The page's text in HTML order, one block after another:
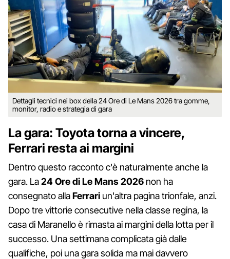
Dettagli tecnici nei box della 24 Ore di Le Mans 2026 tra gomme,
monitor, radio e strategia di gara
La gara: Toyota torna a vincere,
Ferrari resta ai margini
Dentro questo racconto c'è naturalmente anche la
gara. La24 Ore di Le Mans 2026 non ha
consegnato allaFerrari un'altra pagina trionfale, anzi.
Dopo tre vittorie consecutive nella classe regina, la
casa di Maranello è rimasta ai margini della lotta per il
successo. Una settimana complicata già dalle
qualifiche, poi una gara solida ma mai davvero